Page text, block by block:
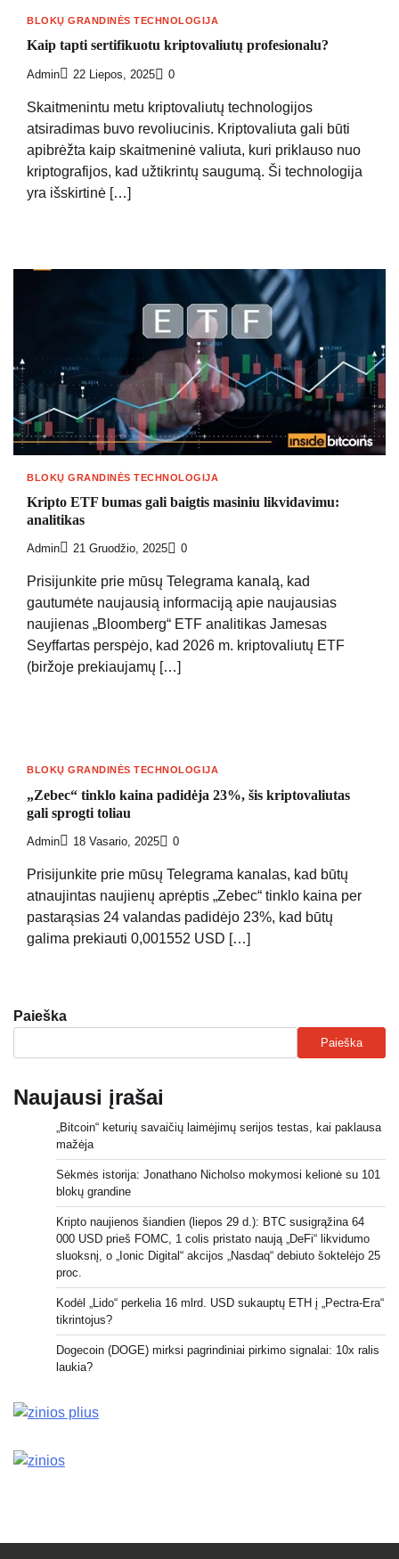
BLOKŲ GRANDINĖS TECHNOLOGIJA
Kaip tapti sertifikuotu kriptovaliutų profesionalu?
Admin 22 Liepos, 2025 0
Skaitmenintu metu kriptovaliutų technologijos
atsiradimas buvo revoliucinis. Kriptovaliuta gali būti
apibrėžta kaip skaitmeninė valiuta, kuri priklauso nuo
kriptografijos, kad užtikrintų saugumą. Ši technologija
yra išskirtinė […]
BLOKŲ GRANDINĖS TECHNOLOGIJA
Kripto ETF bumas gali baigtis masiniu likvidavimu:
analitikas
Admin 21 Gruodžio, 2025 0
Prisijunkite prie mūsų Telegrama kanalą, kad
gautumėte naujausią informaciją apie naujausias
naujienas „Bloomberg“ ETF analitikas Jamesas
Seyffartas perspėjo, kad 2026 m. kriptovaliutų ETF
(biržoje prekiaujamų […]
BLOKŲ GRANDINĖS TECHNOLOGIJA
„Zebec“ tinklo kaina padidėja 23%, šis kriptovaliutas
gali sprogti toliau
Admin 18 Vasario, 2025 0
Prisijunkite prie mūsų Telegrama kanalas, kad būtų
atnaujintas naujienų aprėptis „Zebec“ tinklo kaina per
pastarąsias 24 valandas padidėjo 23%, kad būtų
galima prekiauti 0,001552 USD […]
Paieška
Paieška
Naujausi įrašai
„Bitcoin“ keturių savaičių laimėjimų serijos testas, kai paklausa
mažėja
Sėkmės istorija: Jonathano Nicholso mokymosi kelionė su 101
blokų grandine
Kripto naujienos šiandien (liepos 29 d.): BTC susigrąžina 64
000 USD prieš FOMC, 1 colis pristato naują „DeFi“ likvidumo
sluoksnį, o „Ionic Digital“ akcijos „Nasdaq“ debiuto šoktelėjo 25
proc.
Kodėl „Lido“ perkelia 16 mlrd. USD sukauptų ETH į „Pectra-Era“
tikrintojus?
Dogecoin (DOGE) mirksi pagrindiniai pirkimo signalai: 10x ralis
laukia?